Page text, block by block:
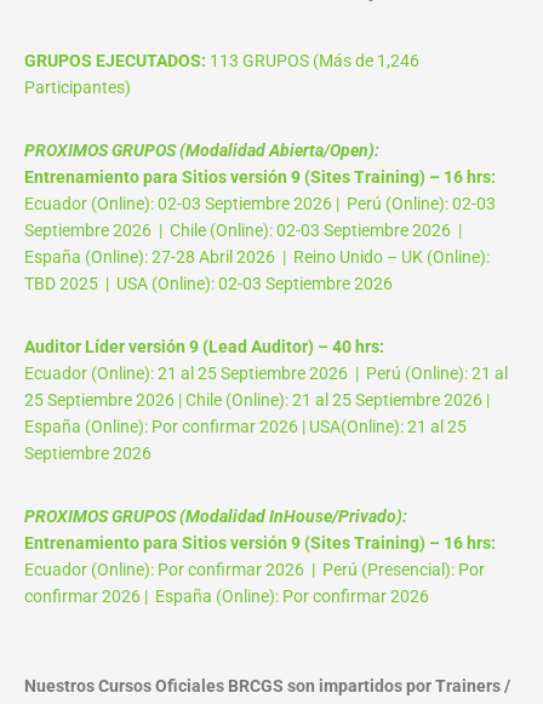
GRUPOS EJECUTADOS: 113 GRUPOS (Más de 1,246
Participantes)
PROXIMOS GRUPOS (Modalidad Abierta/Open):
Entrenamiento para Sitios versión 9 (Sites Training) – 16 hrs:
Ecuador (Online): 02-03 Septiembre 2026 | Perú (Online): 02-03
Septiembre 2026 | Chile (Online): 02-03 Septiembre 2026 |
España (Online): 27-28 Abril 2026 | Reino Unido – UK (Online):
TBD 2025 | USA (Online): 02-03 Septiembre 2026
Auditor Líder versión 9 (Lead Auditor) – 40 hrs:
Ecuador (Online): 21 al 25 Septiembre 2026 | Perú (Online): 21 al
25 Septiembre 2026 | Chile (Online): 21 al 25 Septiembre 2026 |
España (Online): Por confirmar 2026 | USA(Online): 21 al 25
Septiembre 2026
PROXIMOS GRUPOS (Modalidad InHouse/Privado):
Entrenamiento para Sitios versión 9 (Sites Training) – 16 hrs:
Ecuador (Online): Por confirmar 2026 | Perú (Presencial): Por
confirmar 2026 | España (Online): Por confirmar 2026
Nuestros Cursos Oficiales BRCGS son impartidos por Trainers /